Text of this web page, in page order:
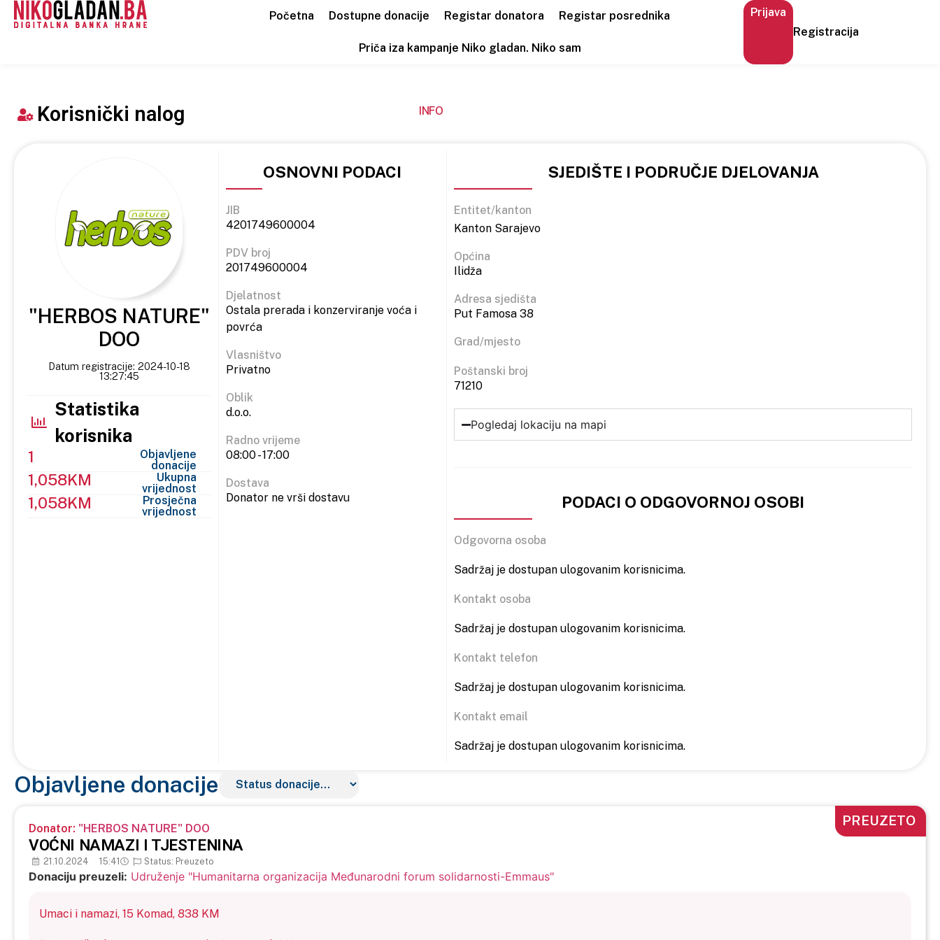
Početna Dostupne donacije Registar donatora Registar posrednika
Priča iza kampanje Niko gladan. Niko sam
Prijava
Registracija
Korisnički nalog INFO
"HERBOS NATURE"
DOO
Datum registracije: 2024-10-18
13:27:45
Statistika
korisnika
1
Objavljene
donacije
1,058KM
Ukupna
vrijednost
1,058KM
Prosječna
vrijednost
OSNOVNI PODACI
JIB
4201749600004
PDV broj
201749600004
Djelatnost
Ostala prerada i konzerviranje voća i
povrća
Vlasništvo
Privatno
Oblik
d.o.o.
Radno vrijeme
08:00 - 17:00
Dostava
Donator ne vrši dostavu
SJEDIŠTE I PODRUČJE DJELOVANJA
Entitet/kanton
Kanton Sarajevo
Općina
Ilidža
Adresa sjedišta
Put Famosa 38
Grad/mjesto
Poštanski broj
71210
Pogledaj lokaciju na mapi
PODACI O ODGOVORNOJ OSOBI
Odgovorna osoba
Sadržaj je dostupan ulogovanim korisnicima.
Kontakt osoba
Sadržaj je dostupan ulogovanim korisnicima.
Kontakt telefon
Sadržaj je dostupan ulogovanim korisnicima.
Kontakt email
Sadržaj je dostupan ulogovanim korisnicima.
Objavljene donacije
PREUZETO
Donator: "HERBOS NATURE" DOO
VOĆNI NAMAZI I TJESTENINA
21.10.2024 15:41 Status: Preuzeto
Donaciju preuzeli: Udruženje "Humanitarna organizacija Međunarodni forum solidarnosti-Emmaus"
Umaci i namazi, 15 Komad, 838 KM